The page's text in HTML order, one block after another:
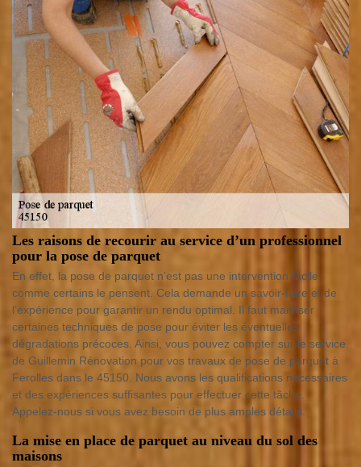
Les raisons de recourir au service d’un professionnel
pour la pose de parquet
En effet, la pose de parquet n’est pas une intervention facile
comme certains le pensent. Cela demande un savoir-faire et de
l’expérience pour garantir un rendu optimal. Il faut maitriser
certaines techniques de pose pour éviter les éventuelles
dégradations précoces. Ainsi, vous pouvez compter sur le service
de Guillemin Rénovation pour vos travaux de pose de parquet à
Ferolles dans le 45150. Nous avons les qualifications nécessaires
et des expériences suffisantes pour effectuer cette tâche.
Appelez-nous si vous avez besoin de plus amples détails.
La mise en place de parquet au niveau du sol des
maisons